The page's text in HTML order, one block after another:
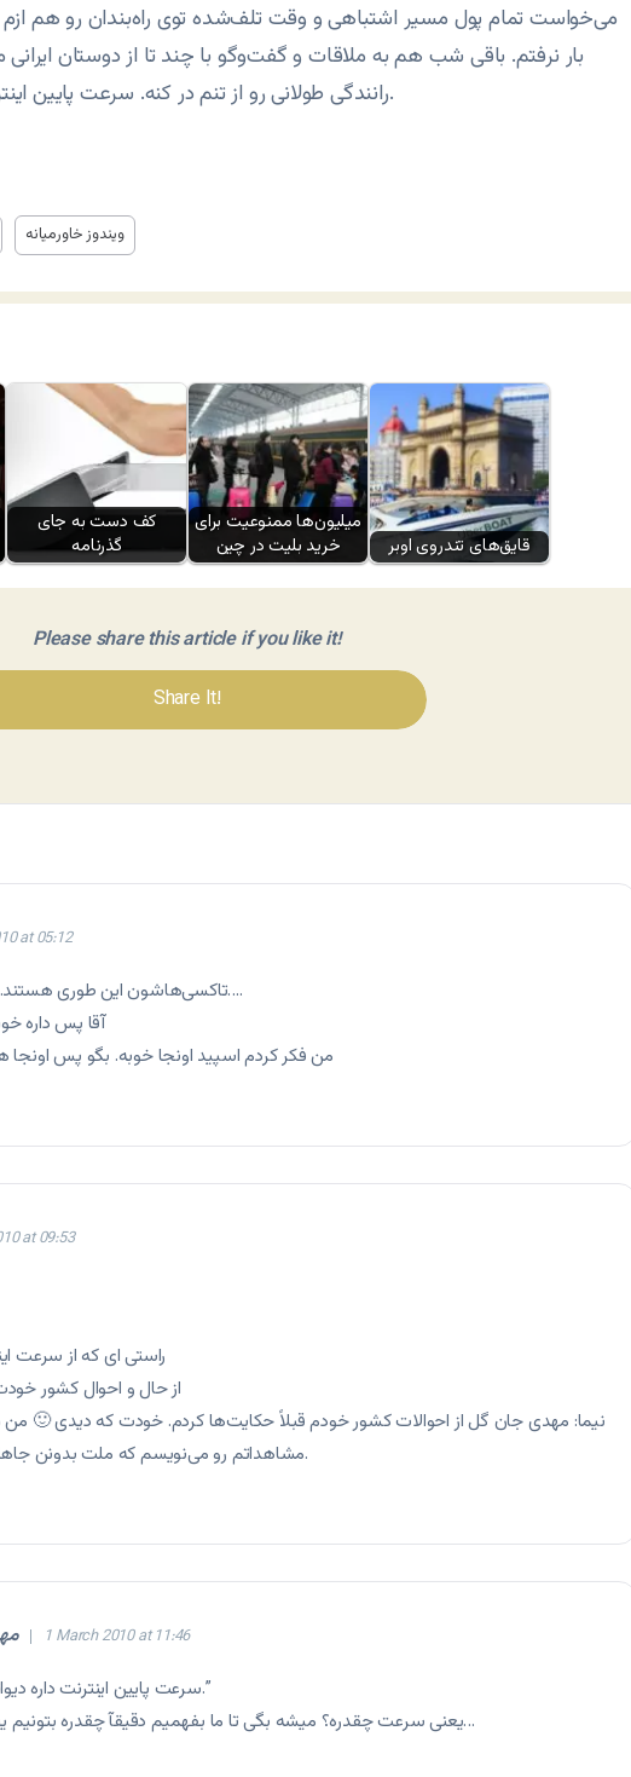
می‌خواست تمام پول مسیر اشتباهی و وقت تلف‌شده توی راه‌بندان رو هم ازم
بار نرفتم. باقی شب هم به ملاقات و گفت‌وگو با چند تا از دوستان
رانندگی طولانی رو از تنم در کنه. سرعت پایین اینترنت داره دیوانه‌ام می‌کنه در ضمن.
ویندوز خاورمیانه
کف دست به جای
گذرنامه
میلیون‌ها ممنوعیت برای
خرید بلیت در چین
قایق‌های تندروی اوبر
Please share this article if you like it!
Share It!
at 05:12
تاکسی‌هاشون این طوری هستند. می‌چرخونن دور شهر….
آقا پس داره
من فکر کردم اسپید اونجا خوبه. بگو‌ پس
at 09:53
راستی ای که از سرعت
از حال و احوال کشور
نیما: مهدی جان گل از احوالات کشور خودم قبلاً حکایت‌ها کردم. خودت که دیدی 🙂
مشاهداتم رو می‌نویسم که ملت بدونن جاهای دیگه هم چه خبره.
1 March 2010 at 11:46
“سرعت پایین اینترنت داره دیوانه‌ام می‌کنه در ضمن.”
یعنی سرعت چقدره؟ میشه بگی تا ما بفهمیم دقیقآ چقدره بتونیم یه مقایسه انجام بدیم…